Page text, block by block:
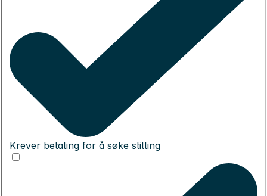
Krever betaling for å søke stilling